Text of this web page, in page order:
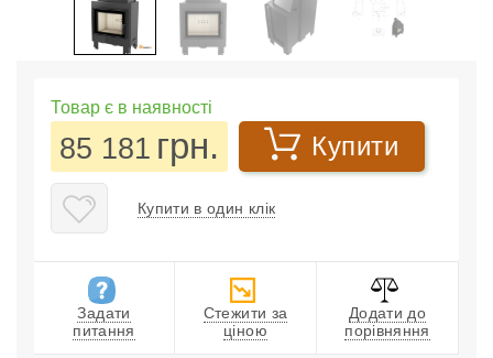
Товар є в наявності
85 181 грн. Купити
Купити в один клік
Задати
питання
Стежити за
ціною
Додати до
порівняння